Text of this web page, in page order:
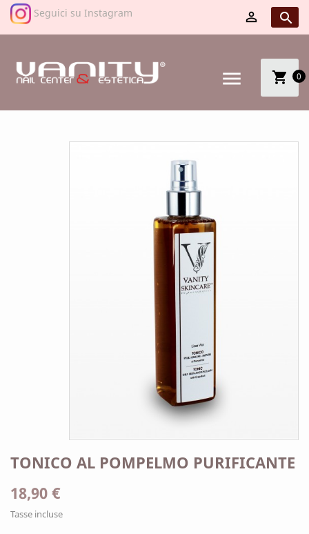
Seguici su Instagram  
shopping_cart 0
menu
TONICO AL POMPELMO PURIFICANTE
18,90 €
Tasse incluse